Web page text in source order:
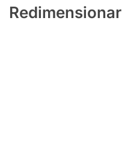
Redimensionar